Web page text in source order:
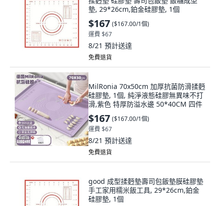
墊, 29*26cm,鉑金硅膠墊, 1個
$167 ($167.00/1個)
運費 $67
8/21 預計送達
免費退貨
MilRonia 70x50cm 加厚抗菌防滑揉麪
硅膠墊, 1個, 純淨液態硅膠無異味不打
滑,紫色 特厚防溢水邊 50*40CM 四件
$167 ($167.00/1個)
運費 $67
8/21 預計送達
免費退貨
good 成型揉麪墊壽司包飯墊膜硅膠墊
手工家用糯米飯工具, 29*26cm,鉑金
硅膠墊, 1個